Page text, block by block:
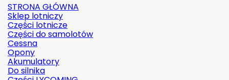
STRONA GŁÓWNA
Sklep lotniczy
Części lotnicze
Części do samolotów
Cessna
Opony
Akumulatory
Do silnika